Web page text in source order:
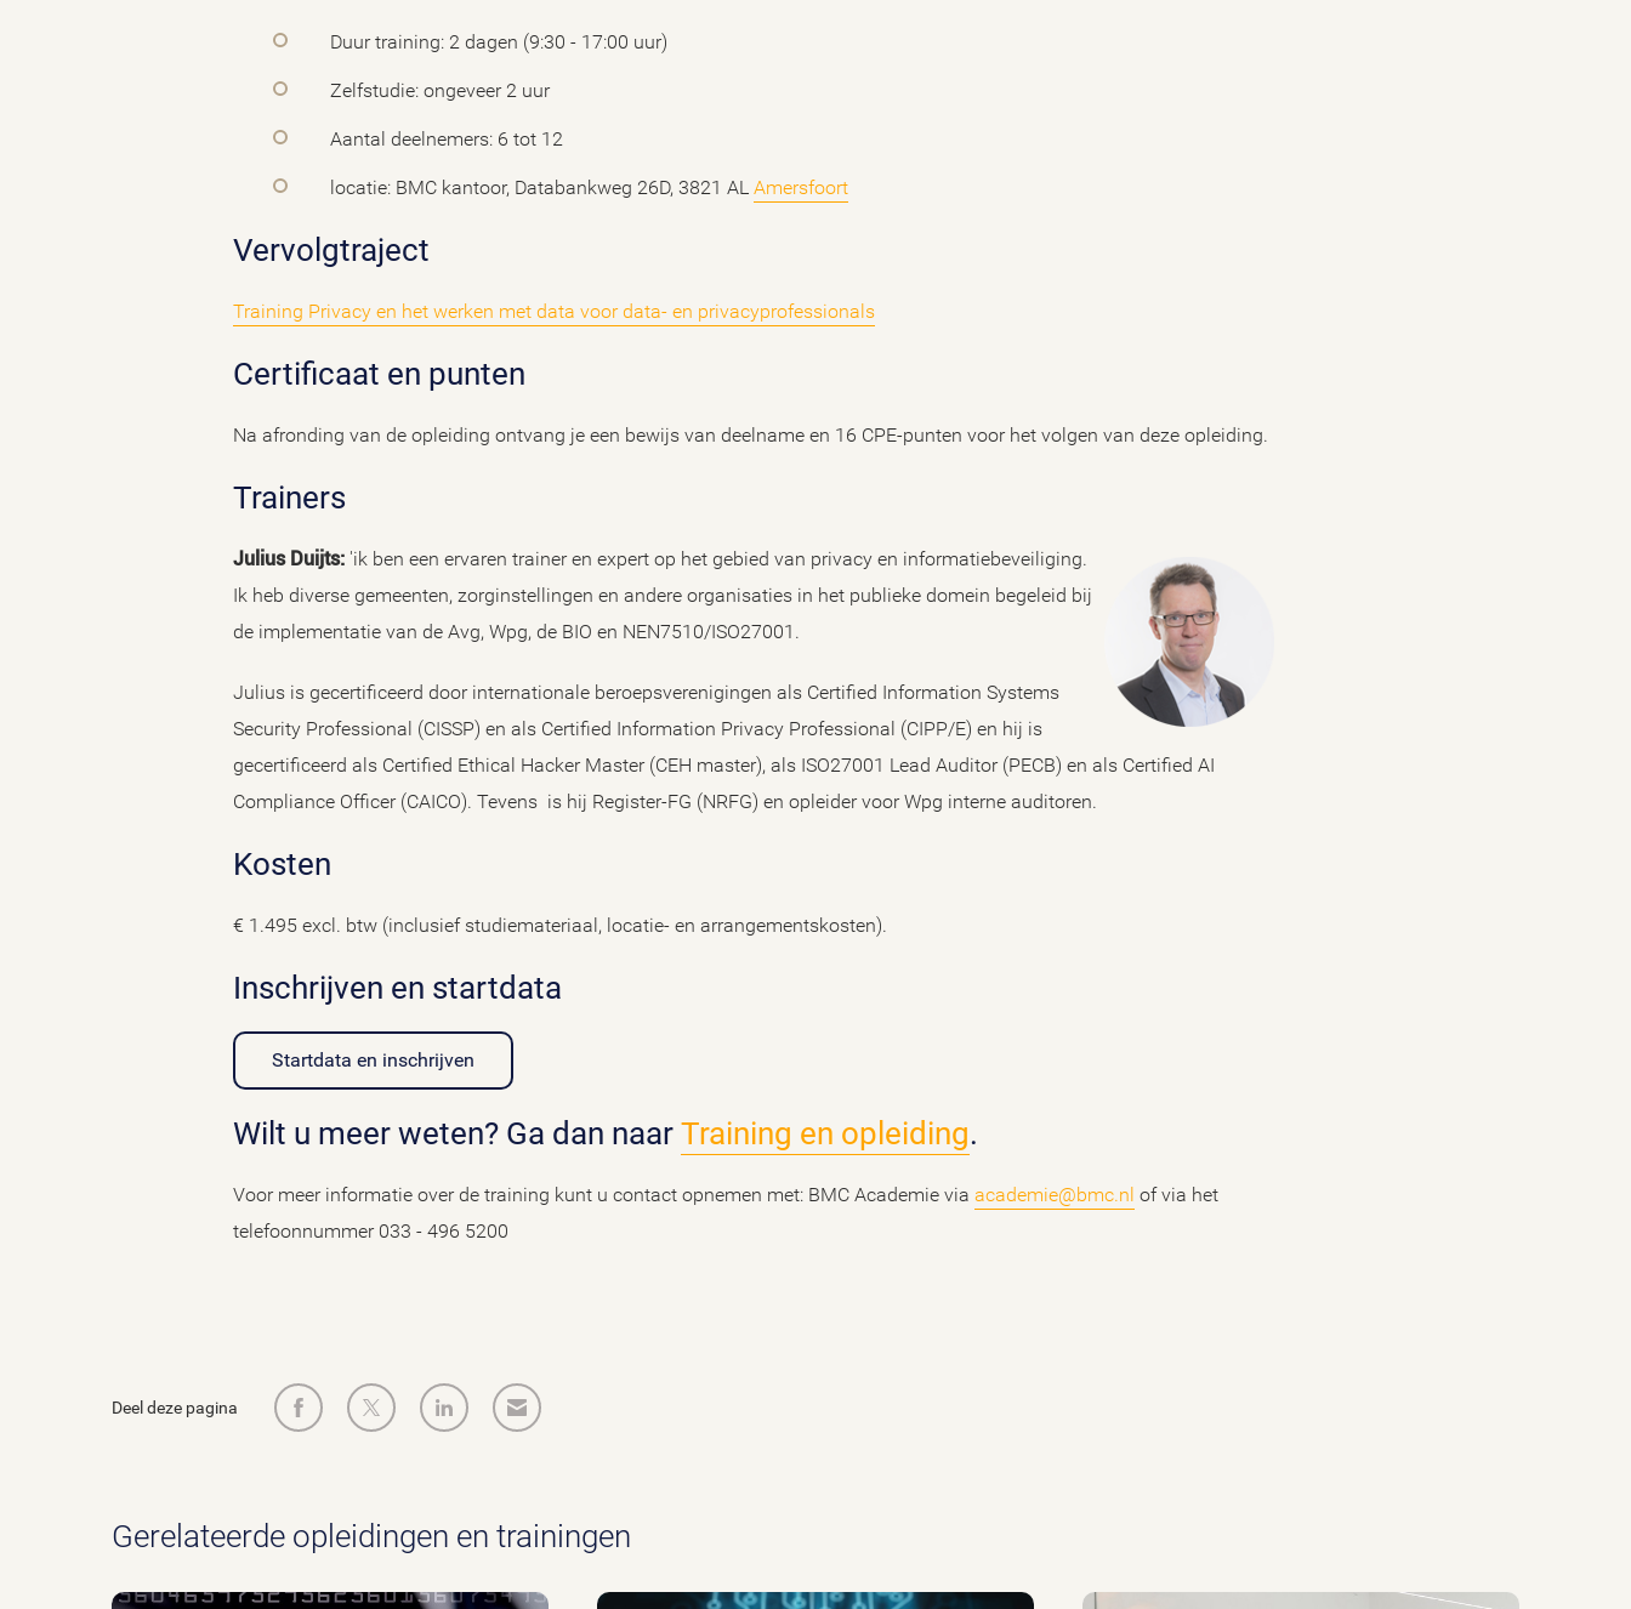
Duur training: 2 dagen (9:30 - 17:00 uur)
Zelfstudie: ongeveer 2 uur
Aantal deelnemers: 6 tot 12
locatie: BMC kantoor, Databankweg 26D, 3821 AL Amersfoort
Vervolgtraject
Training Privacy en het werken met data voor data- en privacyprofessionals
Certificaat en punten
Na afronding van de opleiding ontvang je een bewijs van deelname en 16 CPE-punten voor het volgen van deze opleiding.
Trainers
Julius Duijts: 'ik ben een ervaren trainer en expert op het gebied van privacy en informatiebeveiliging.
Ik heb diverse gemeenten, zorginstellingen en andere organisaties in het publieke domein begeleid bij
de implementatie van de Avg, Wpg, de BIO en NEN7510/ISO27001.
Julius is gecertificeerd door internationale beroepsverenigingen als Certified Information Systems
Security Professional (CISSP) en als Certified Information Privacy Professional (CIPP/E) en hij is
gecertificeerd als Certified Ethical Hacker Master (CEH master), als ISO27001 Lead Auditor (PECB) en als Certified AI
Compliance Officer (CAICO). Tevens is hij Register-FG (NRFG) en opleider voor Wpg interne auditoren.
Kosten
€ 1.495 excl. btw (inclusief studiemateriaal, locatie- en arrangementskosten).
Inschrijven en startdata
Startdata en inschrijven
Wilt u meer weten? Ga dan naar Training en opleiding.
Voor meer informatie over de training kunt u contact opnemen met: BMC Academie via academie@bmc.nl of via het
telefoonnummer 033 - 496 5200
Deel deze pagina
Gerelateerde opleidingen en trainingen